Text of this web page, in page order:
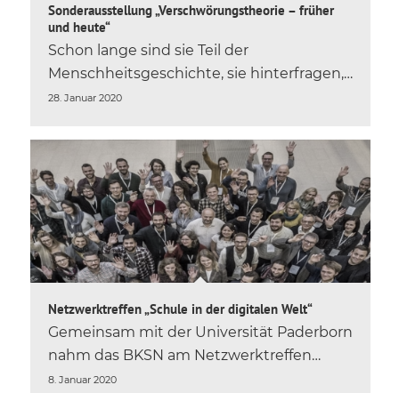
Sonderausstellung „Verschwörungstheorie – früher
und heute“
Schon lange sind sie Teil der
Menschheitsgeschichte, sie hinterfragen,…
28. Januar 2020
Netzwerktreffen „Schule in der digitalen Welt“
Gemeinsam mit der Universität Paderborn
nahm das BKSN am Netzwerktreffen…
8. Januar 2020